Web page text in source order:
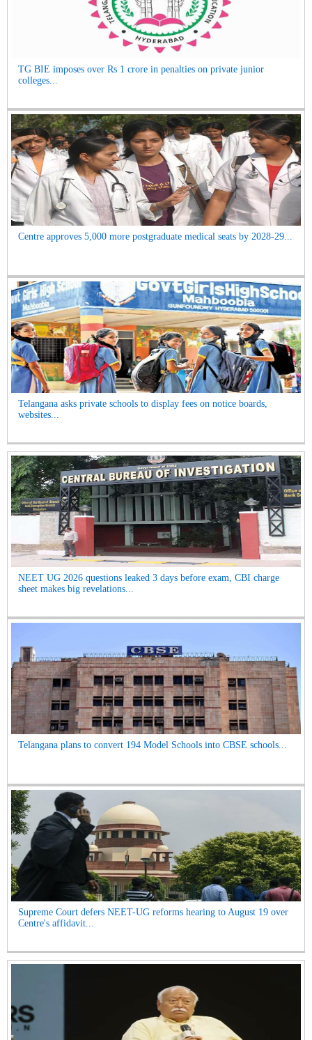
TG BIE imposes over Rs 1 crore in penalties on private junior
colleges...
Centre approves 5,000 more postgraduate medical seats by 2028-29...
Telangana asks private schools to display fees on notice boards,
websites...
NEET UG 2026 questions leaked 3 days before exam, CBI charge
sheet makes big revelations...
Telangana plans to convert 194 Model Schools into CBSE schools...
Supreme Court defers NEET-UG reforms hearing to August 19 over
Centre's affidavit...